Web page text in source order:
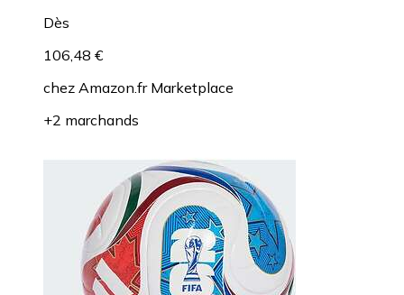
Dès
106,48 €
chez Amazon.fr Marketplace
+2 marchands